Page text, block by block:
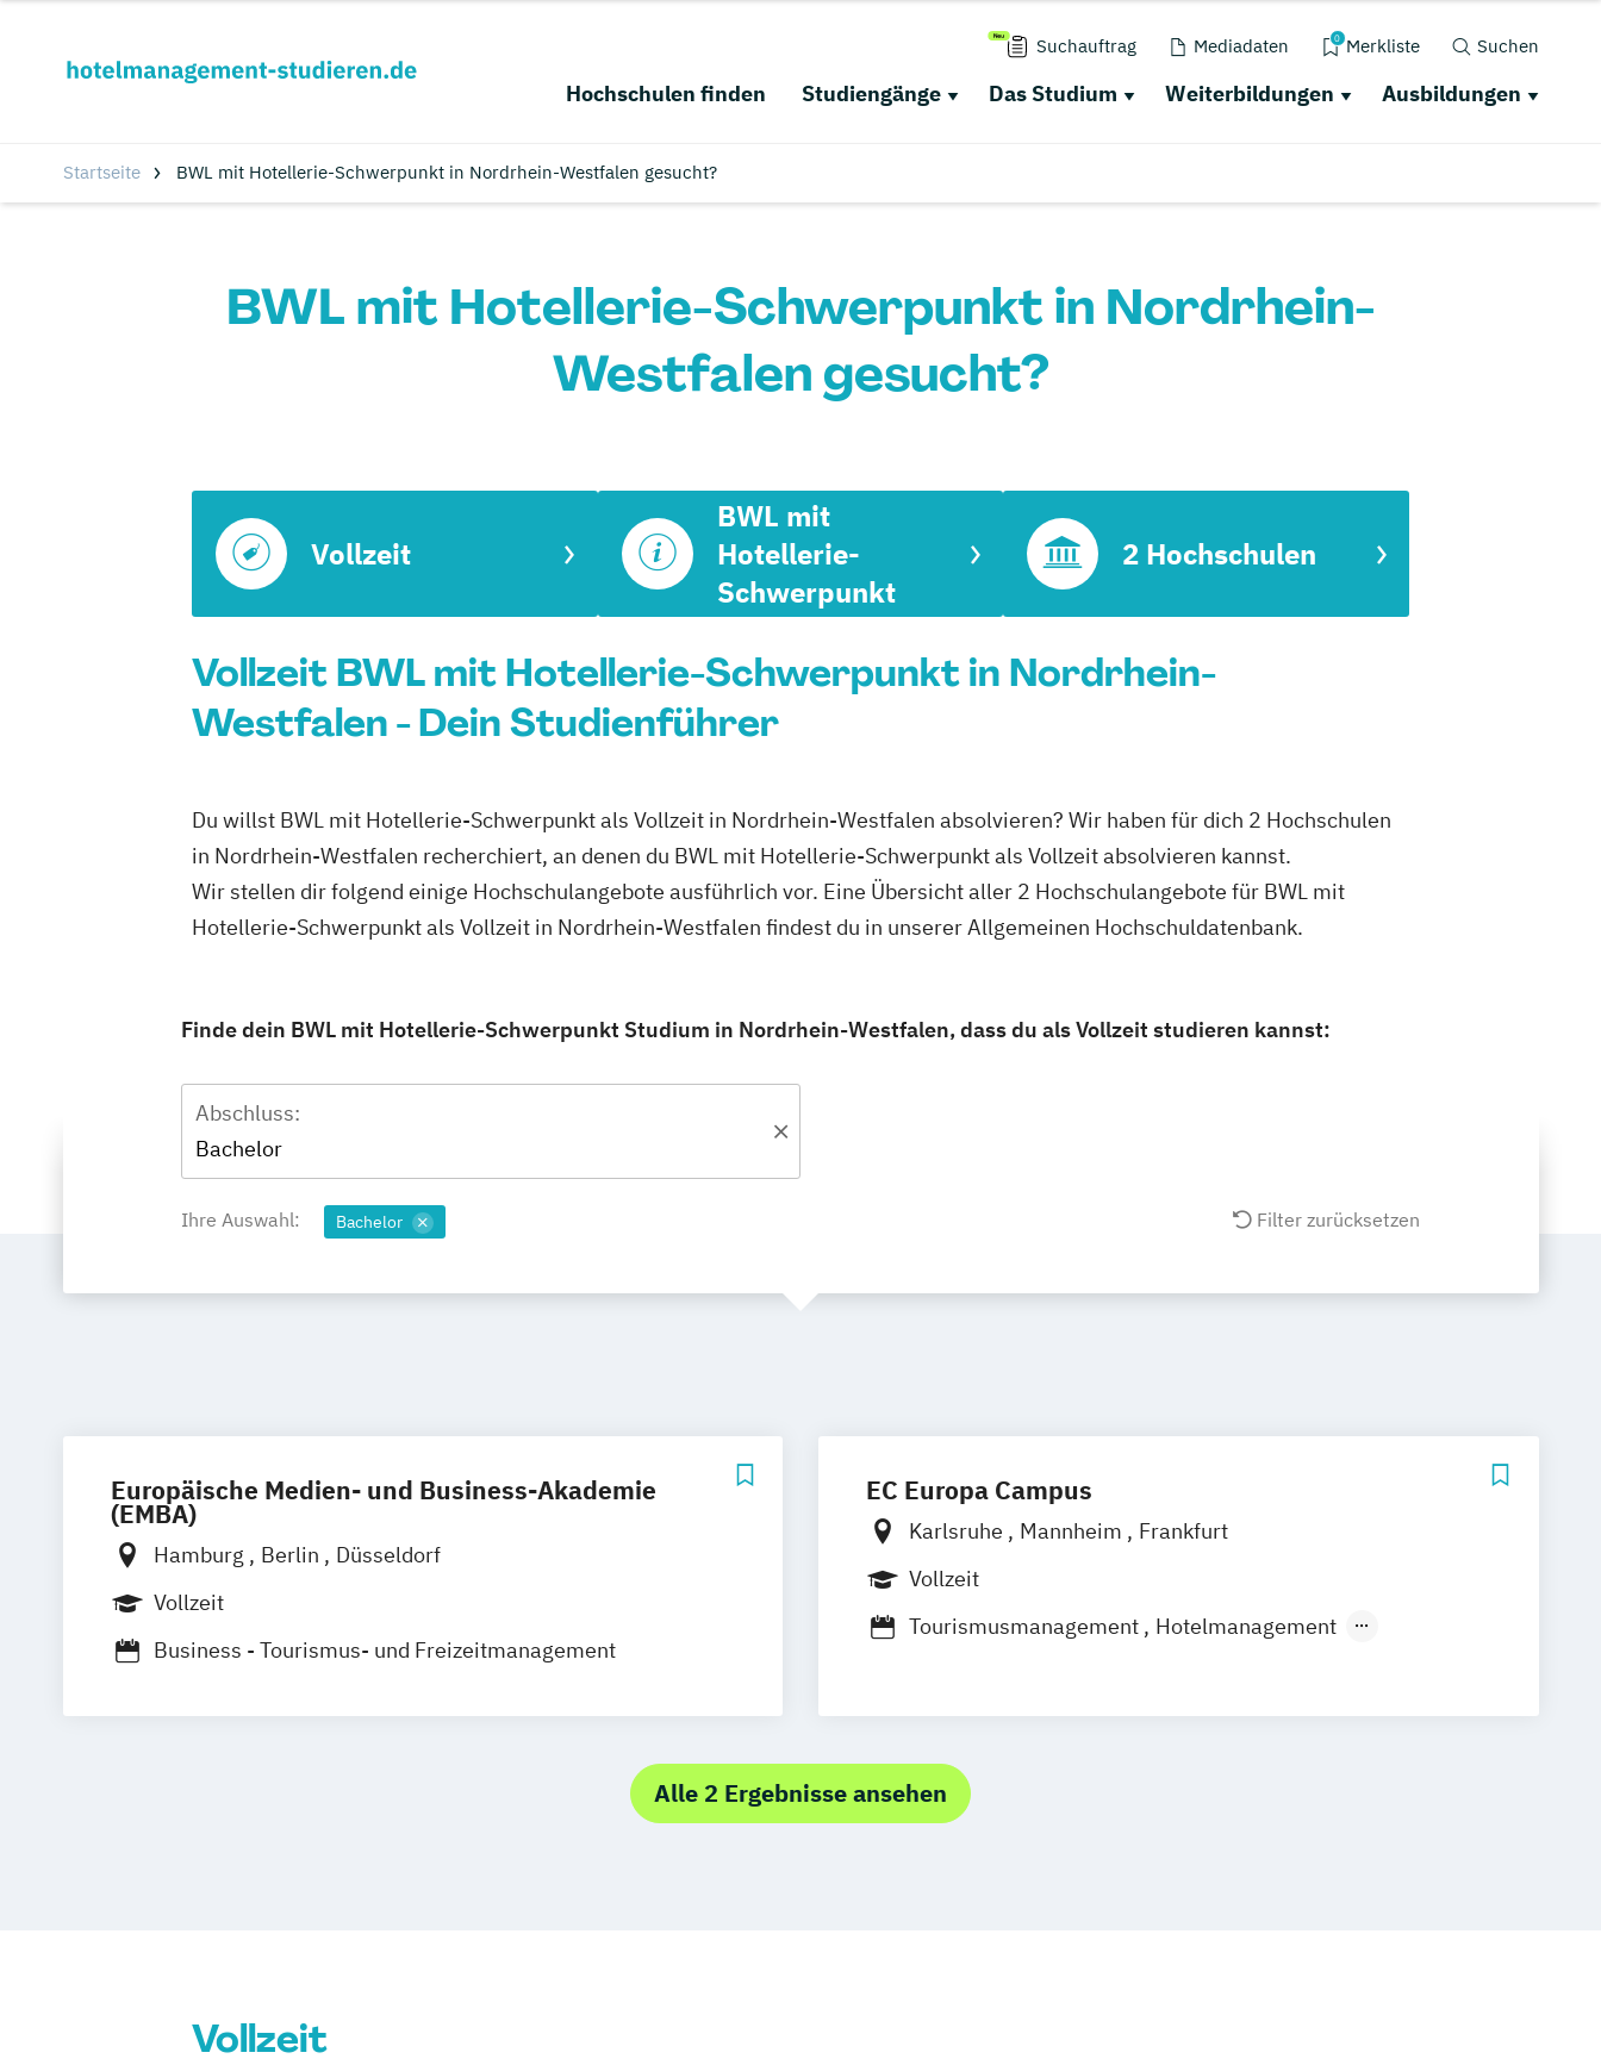
Suchauftrag Mediadaten 0 Merkliste Suchen
Hochschulen finden Studiengänge Das Studium Weiterbildungen Ausbildungen
Startseite BWL mit Hotellerie-Schwerpunkt in Nordrhein-Westfalen gesucht?
BWL mit Hotellerie-Schwerpunkt in Nordrhein-
Westfalen gesucht?
Vollzeit
BWL mit
Hotellerie-
Schwerpunkt
2 Hochschulen
Vollzeit BWL mit Hotellerie-Schwerpunkt in Nordrhein-
Westfalen - Dein Studienführer
Du willst BWL mit Hotellerie-Schwerpunkt als Vollzeit in Nordrhein-Westfalen absolvieren? Wir haben für dich 2 Hochschulen
in Nordrhein-Westfalen recherchiert, an denen du BWL mit Hotellerie-Schwerpunkt als Vollzeit absolvieren kannst.
Wir stellen dir folgend einige Hochschulangebote ausführlich vor. Eine Übersicht aller 2 Hochschulangebote für BWL mit
Hotellerie-Schwerpunkt als Vollzeit in Nordrhein-Westfalen findest du in unserer Allgemeinen Hochschuldatenbank.
Finde dein BWL mit Hotellerie-Schwerpunkt Studium in Nordrhein-Westfalen, dass du als Vollzeit studieren kannst:
Abschluss:
Bachelor
Ihre Auswahl: Bachelor Filter zurücksetzen
Europäische Medien- und Business-Akademie
(EMBA)
Hamburg Berlin
Düsseldorf
Vollzeit
Business - Tourismus- und Freizeitmanagement
EC Europa Campus
Karlsruhe Mannheim
Frankfurt
Vollzeit
Tourismusmanagement
Hotelmanagement
Alle 2 Ergebnisse ansehen
Vollzeit